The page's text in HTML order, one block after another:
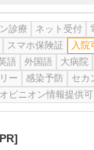
診療 ネット受付
スマホ保険証 入院
語 外国語 大病院
ー
感染予防
セカ
ピニオン情報提供可